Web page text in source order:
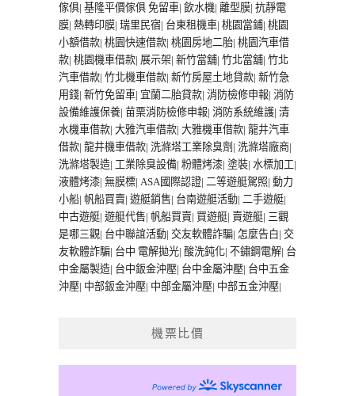
傢俱| 基隆平價傢俱 免留車| 飲水機| 離型膜| 抗靜電
膜| 熱轉印膜| 瑞里民宿| 台東租機車| 桃園當鋪| 桃園
小額借款| 桃園快速借款| 桃園房地二胎| 桃園汽車借
款| 桃園機車借款| 展示架| 新竹當舖| 竹北當舖| 竹北
汽車借款| 竹北機車借款| 新竹房屋土地貸款| 新竹急
用錢| 新竹免留車| 宜蘭二胎貸款| 消防檢修申報| 消防
設備維護保養| 苗栗消防檢修申報| 消防系統維護| 清
水機車借款| 大雅汽車借款| 大雅機車借款| 龍井汽車
借款| 龍井機車借款| 洗滌塔工業除臭劑 | 洗滌塔廠商|
洗滌塔製造| 工業除臭設備| 粉體烤漆| 塗裝| 水標加工|
液體烤漆| 無膜標| ASA國際認證| 二等遊艇駕照| 動力
小船| 帆船買賣| 遊艇銷售| 台南遊艇活動| 二手遊艇|
中古遊艇| 遊艇代售| 帆船買賣| 買遊艇| 賣遊艇| 三觀
是哪三觀| 台中聯誼活動| 交友軟體詐騙| 怎麼告白| 交
友軟體詐騙| 台中 電解拋光| 酸洗鈍化| 不鏽鋼電解| 台
中金屬製造| 台中鈑金沖壓| 台中金屬沖壓| 台中五金
沖壓| 中部鈑金沖壓| 中部金屬沖壓| 中部五金沖壓|
機票比價